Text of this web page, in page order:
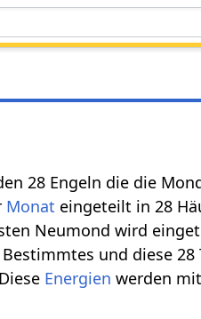
28 Engeln die die
Monat eingeteilt in 28
Neumond wird
und diese
Energien werden